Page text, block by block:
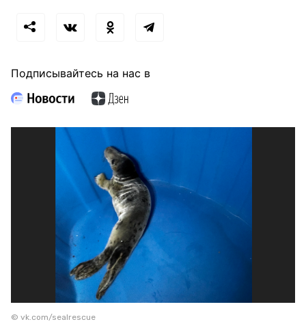
Подписывайтесь на нас в
© vk.com/sealrescue